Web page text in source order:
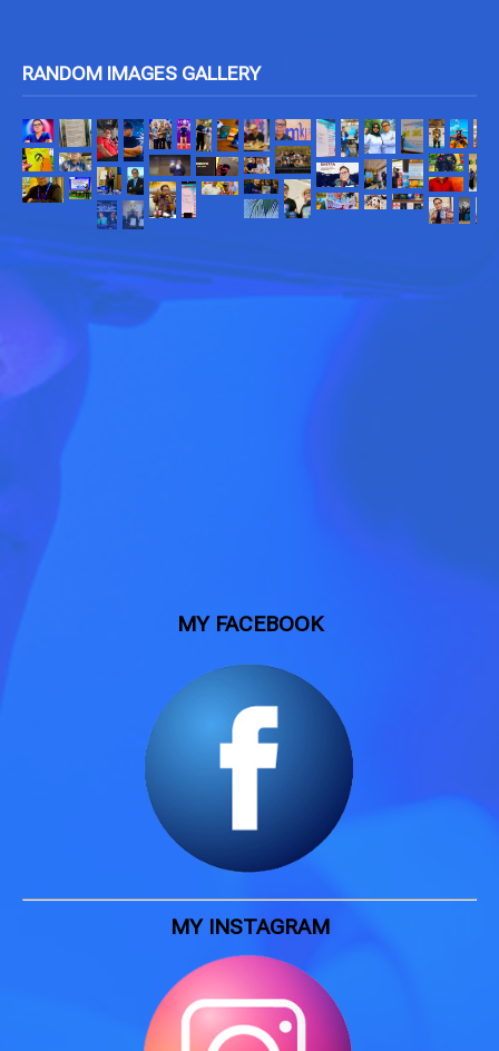
RANDOM IMAGES GALLERY
MY FACEBOOK
MY INSTAGRAM